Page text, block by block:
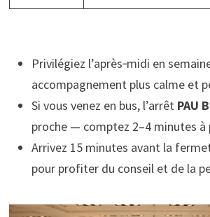
Privilégiez l’après‑midi en
accompagnement plus calme et
Si vous venez en bus, l’arrêt PAU
proche — comptez 2–4 minutes à
Arrivez 15 minutes avant la
pour profiter du conseil et de la